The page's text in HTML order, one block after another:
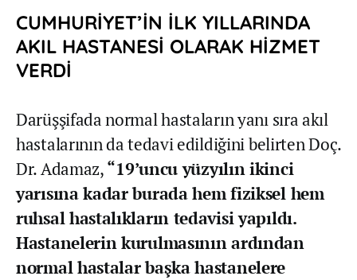
CUMHURİYET’İN İLK YILLARINDA
AKIL HASTANESİ OLARAK HİZMET
VERDİ
Darüşşifada normal hastaların yanı sıra akıl
hastalarının da tedavi edildiğini belirten Doç.
Dr. Adamaz,“19’uncu yüzyılın ikinci
yarısına kadar burada hem fiziksel hem
ruhsal hastalıkların tedavisi yapıldı.
Hastanelerin kurulmasının ardından
normal hastalar başka hastanelere